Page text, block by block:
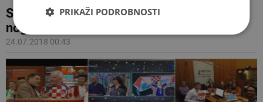
Stravičan obračun nožem dvojice
nogometaša u Buenos Airesu
24.07.2018 00:43
PRIKAŽI PODROBNOSTI